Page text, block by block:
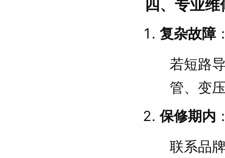
四、专业
复杂故障
若短路
管、变
保修期内
联系品